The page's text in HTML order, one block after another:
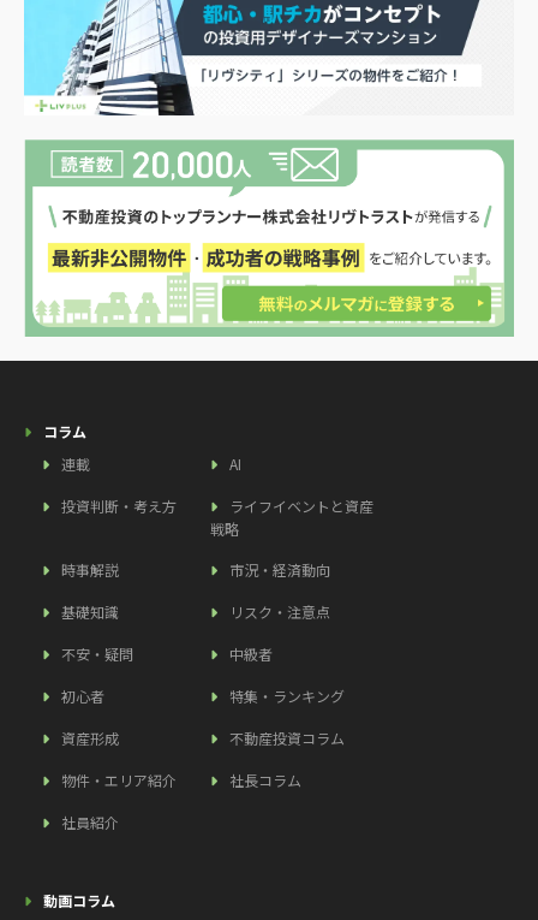
コラム
連載
AI
投資判断・考え方
ライフイベントと資産
戦略
時事解説
市況・経済動向
基礎知識 リスク・注意点
不安・疑問 中級者
初心者 特集・ランキング
資産形成 不動産投資コラム
物件・エリア紹介 社長コラム
社員紹介
動画コラム